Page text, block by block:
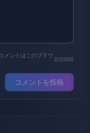
メントはこのブラウ
0/2000
コメントを投稿